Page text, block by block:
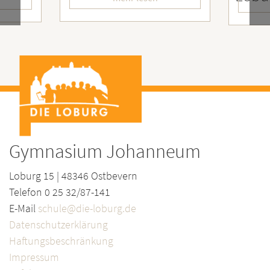
Gymnasium Johanneum
Loburg 15 | 48346 Ostbevern
Telefon 0 25 32/87-141
E-Mail schule@die-loburg.de
Datenschutzerklärung
Haftungsbeschränkung
Impressum